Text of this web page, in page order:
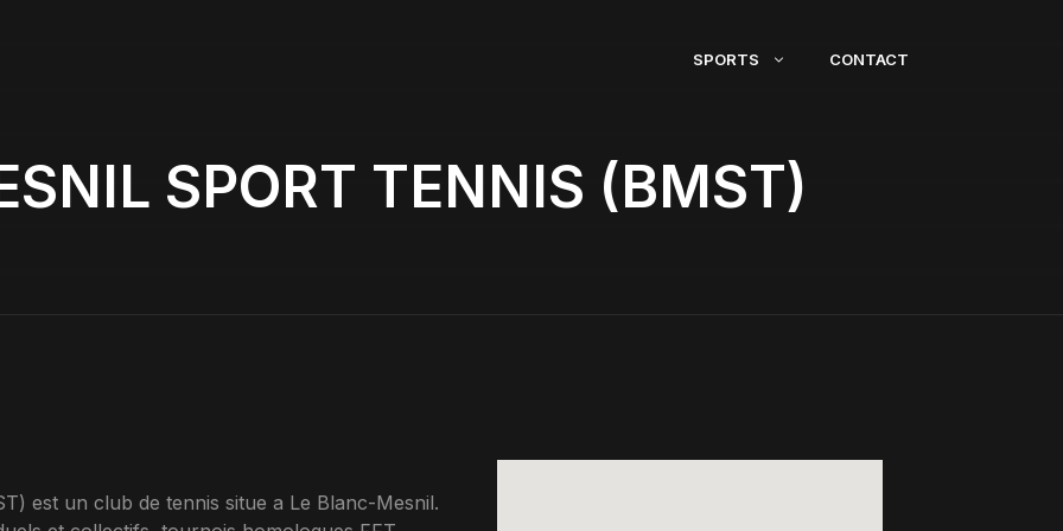
SPORTS CONTACT
SPORT TENNIS (BMST)
est un club de tennis situe a Le Blanc-Mesnil.